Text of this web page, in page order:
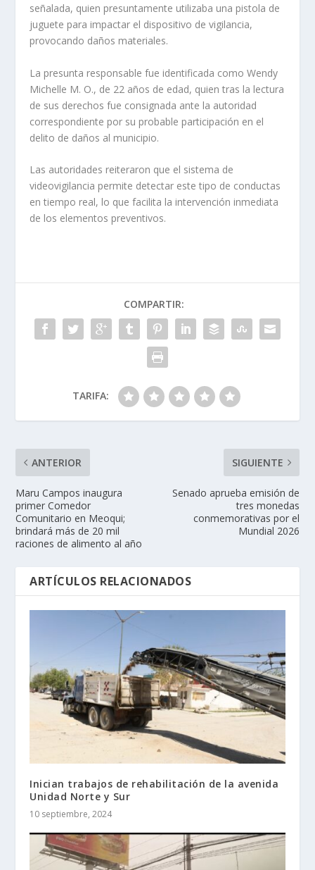
señalada, quien presuntamente utilizaba una pistola de
juguete para impactar el dispositivo de vigilancia,
provocando daños materiales.
La presunta responsable fue identificada como Wendy
Michelle M. O., de 22 años de edad, quien tras la lectura
de sus derechos fue consignada ante la autoridad
correspondiente por su probable participación en el
delito de daños al municipio.
Las autoridades reiteraron que el sistema de
videovigilancia permite detectar este tipo de conductas
en tiempo real, lo que facilita la intervención inmediata
de los elementos preventivos.
COMPARTIR:
TARIFA:
ANTERIOR
Maru Campos inaugura
primer Comedor
Comunitario en Meoqui;
brindará más de 20 mil
raciones de alimento al año
SIGUIENTE
Senado aprueba emisión de
tres monedas
conmemorativas por el
Mundial 2026
ARTÍCULOS RELACIONADOS
Inician trabajos de rehabilitación de la avenida
Unidad Norte y Sur
10 septiembre, 2024